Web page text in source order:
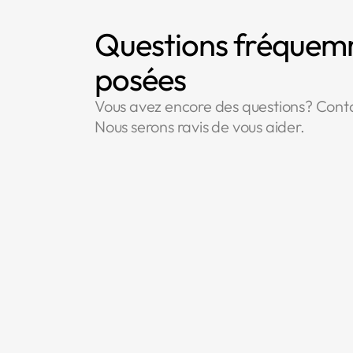
Questions
posées
Vous avez encore des questions?
Nous serons ravis de vous aider.